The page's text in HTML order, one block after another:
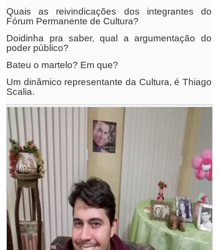
Quais as reivindicações dos integrantes do
Fórum Permanente de Cultura?
Doidinha pra saber, qual a argumentação do
poder público?
Bateu o martelo? Em que?
Um dinâmico representante da Cultura, é Thiago
Scalia.